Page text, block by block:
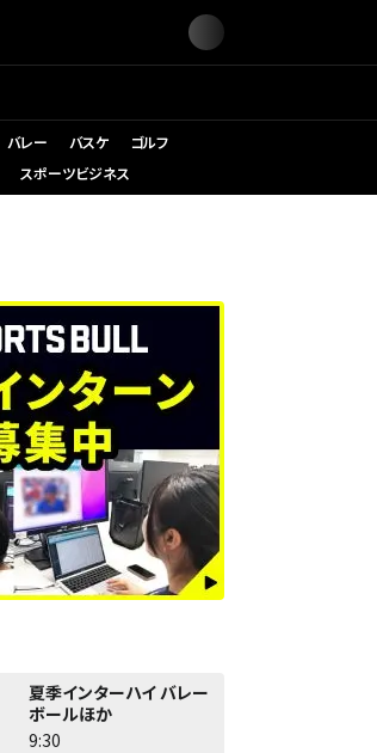
バレー バスケ
ゴルフ
スポーツビジネス
夏季インターハイ バレー
ボールほか
9:30